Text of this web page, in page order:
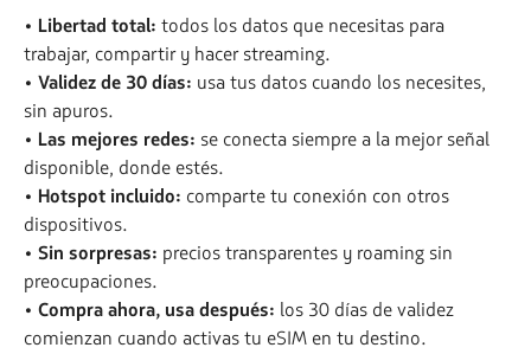
• Libertad total: todos los datos que necesitas para
trabajar, compartir y hacer streaming.
• Validez de 30 días: usa tus datos cuando los necesites,
sin apuros.
• Las mejores redes: se conecta siempre a la mejor señal
disponible, donde estés.
• Hotspot incluido: comparte tu conexión con otros
dispositivos.
• Sin sorpresas: precios transparentes y roaming sin
preocupaciones.
• Compra ahora, usa después: los 30 días de validez
comienzan cuando activas tu eSIM en tu destino.